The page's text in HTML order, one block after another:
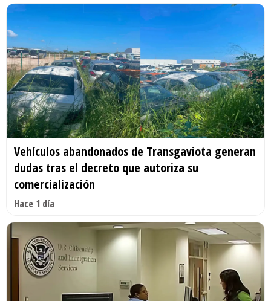
Vehículos abandonados de Transgaviota generan
dudas tras el decreto que autoriza su
comercialización
Hace 1 día